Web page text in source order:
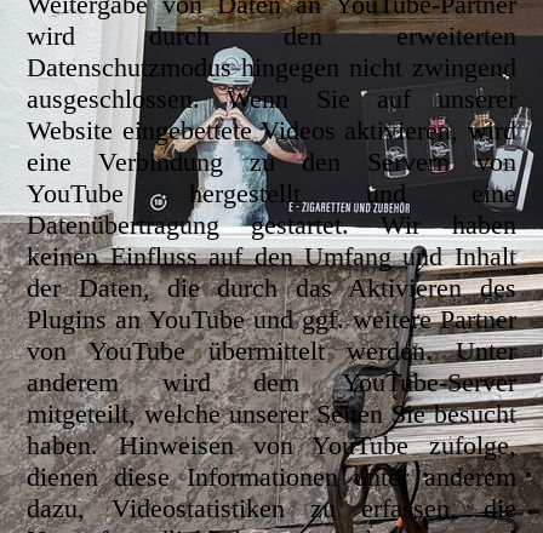
wird durch den erweiterten
Datenschutzmodus hingegen nicht zwingend
ausgeschlossen. Wenn Sie auf unserer
Website eingebettete Videos aktivieren, wird
eine Verbindung zu den Servern von
YouTube hergestellt und eine
Datenübertragung gestartet. Wir haben
keinen Einfluss auf den Umfang und Inhalt
der Daten, die durch das Aktivieren des
Plugins an YouTube und ggf. weitere Partner
von YouTube übermittelt werden. Unter
anderem wird dem YouTube-Server
mitgeteilt, welche unserer Seiten Sie besucht
haben. Hinweisen von YouTube zufolge,
dienen diese Informationen unter anderem
dazu, Videostatistiken zu erfassen, die